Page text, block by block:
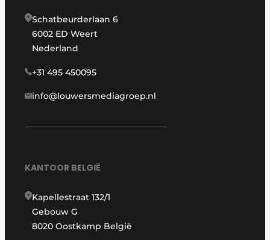
Schatbeurderlaan 6
6002 ED Weert
Nederland
+31 495 450095
info@louwersmediagroep.nl
KANTOOR BELGIË
Kapellestraat 132/1
Gebouw G
8020 Oostkamp België